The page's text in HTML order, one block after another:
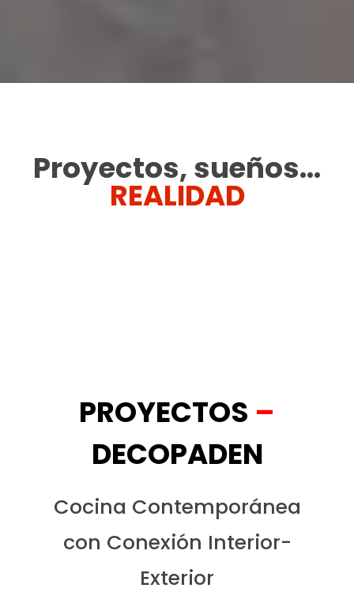
Proyectos, sueños…
REALIDAD
PROYECTOS –
DECOPADEN
Cocina Contemporánea
con Conexión Interior-
Exterior